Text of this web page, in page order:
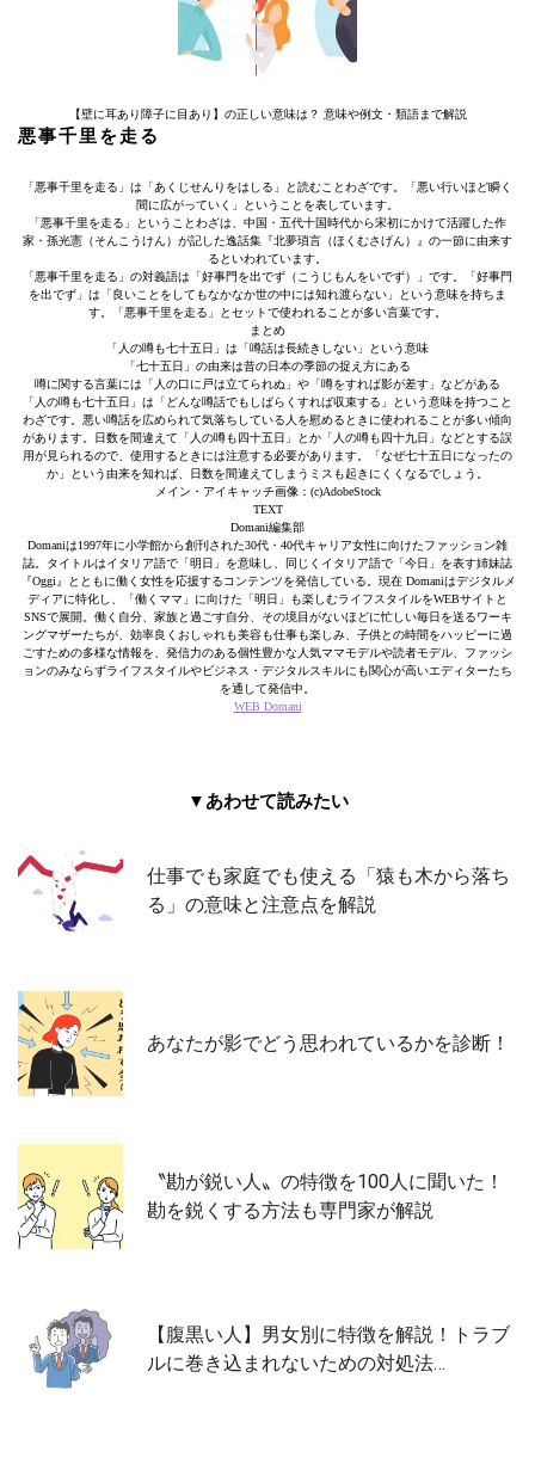
【壁に耳あり障子に目あり】の正しい意味は？ 意味や例文・類語まで解説
悪事千里を走る
「悪事千里を走る」は「あくじせんりをはしる」と読むことわざです。「悪い行いほど瞬く
間に広がっていく」ということを表しています。
「悪事千里を走る」ということわざは、中国・五代十国時代から宋初にかけて活躍した作
家・孫光憲（そんこうけん）が記した逸話集『北夢瑣言（ほくむさげん）』の一節に由来す
るといわれています。
「悪事千里を走る」の対義語は「好事門を出でず（こうじもんをいでず）」です。「好事門
を出でず」は「良いことをしてもなかなか世の中には知れ渡らない」という意味を持ちま
す。「悪事千里を走る」とセットで使われることが多い言葉です。
まとめ
「人の噂も七十五日」は「噂話は長続きしない」という意味
「七十五日」の由来は昔の日本の季節の捉え方にある
噂に関する言葉には「人の口に戸は立てられぬ」や「噂をすれば影が差す」などがある
「人の噂も七十五日」は「どんな噂話でもしばらくすれば収束する」という意味を持つこと
わざです。悪い噂話を広められて気落ちしている人を慰めるときに使われることが多い傾向
があります。日数を間違えて「人の噂も四十五日」とか「人の噂も四十九日」などとする誤
用が見られるので、使用するときには注意する必要があります。「なぜ七十五日になったの
か」という由来を知れば、日数を間違えてしまうミスも起きにくくなるでしょう。
メイン・アイキャッチ画像：(c)AdobeStock
TEXT
Domani編集部
Domaniは1997年に小学館から創刊された30代・40代キャリア女性に向けたファッション雑
誌。タイトルはイタリア語で「明日」を意味し、同じくイタリア語で「今日」を表す姉妹誌
『Oggi』とともに働く女性を応援するコンテンツを発信している。現在 Domaniはデジタルメ
ディアに特化し、「働くママ」に向けた「明日」も楽しむライフスタイルをWEBサイトと
SNSで展開。働く自分、家族と過ごす自分、その境目がないほどに忙しい毎日を送るワーキ
ングマザーたちが、効率良くおしゃれも美容も仕事も楽しみ、子供との時間をハッピーに過
ごすための多様な情報を、発信力のある個性豊かな人気ママモデルや読者モデル、ファッシ
ョンのみならずライフスタイルやビジネス・デジタルスキルにも関心が高いエディターたち
を通して発信中。
WEB Domani
▼あわせて読みたい
仕事でも家庭でも使える「猿も木から落ち
る」の意味と注意点を解説
あなたが影でどう思われているかを診断！
〝勘が鋭い人〟の特徴を100人に聞いた！
勘を鋭くする方法も専門家が解説
【腹黒い人】男女別に特徴を解説！トラブ
ルに巻き込まれないための対処法…